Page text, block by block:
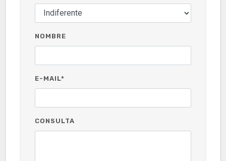
NOMBRE
E-MAIL*
CONSULTA